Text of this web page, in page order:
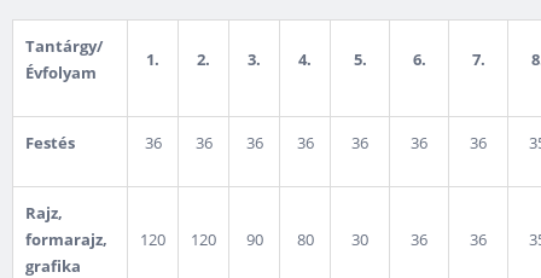
Tantárgy/
Évfolyam
1. 2. 3. 4. 5. 6. 7.
Festés 36 36 36 36 36 36 36
Rajz,
formarajz,
grafika
120 120 90 80 30 36 36